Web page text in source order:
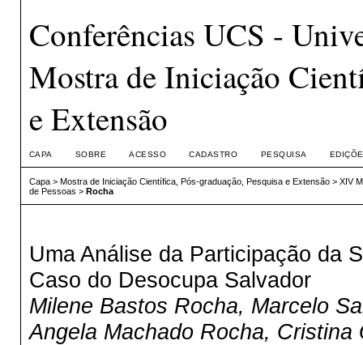
Conferências UCS -
Mostra de Iniciação
e Extensão
CAPA SOBRE ACESSO CADASTRO PESQUISA
Capa> Mostra de Iniciação Científica, Pós-graduação, Pesquisa e Extensão> XIV
de Pessoas > Rocha
Uma Análise da Participação da
Caso do Desocupa Salvador
Milene Bastos Rocha, Marcelo
Angela Machado Rocha, Cristina